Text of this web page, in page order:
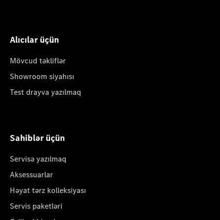
Alıcılar üçün
Mövcud təkliflər
Showroom siyahısı
Test drayva yazılmaq
Sahiblər üçün
Servisə yazılmaq
Aksessuarlar
Həyat tərz kolleksiyası
Servis paketləri